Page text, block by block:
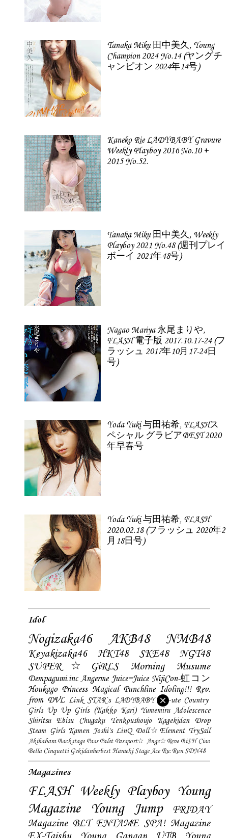
Tanaka Miku 田中美久, Young
Champion 2024 No.14 (ヤングチ
ャンピオン 2024年14号)
Kaneko Rie LADYBABY Gravure
Weekly Playboy 2016 No.10 +
2015 No.52.
Tanaka Miku 田中美久, Weekly
Playboy 2021 No.48 (週刊プレイ
ボーイ 2021年48号)
Nagao Mariya 永尾まりや,
FLASH 電子版 2017.10.17-24 (フ
ラッシュ 2017年10月17-24日
号)
Yoda Yuki 与田祐希, FLASHス
ペシャル グラビアBEST 2020
年早春号
Yoda Yuki 与田祐希, FLASH
2020.02.18 (フラッシュ 2020年2
月18日号)
Idol
Nogizaka46 AKB48 NMB48
Keyakizaka46 HKT48 SKE48
NGT48
SUPER☆GiRLS
Morning Musume
Dempagumi.inc Angerme Juice=Juice NijiCon-虹コン
Houkago Princess Magical Punchline Idoling!!! Rev.
from DVL Link STAR`s LADYBABY ℃-ute Country
Girls Up Up Girls (Kakko Kari) Yumemiru Adolescence
Shiritsu Ebisu Chugaku
Tenkoushoujo Kagekidan
Drop
Steam Girls Kamen Joshi's LinQ Doll☆Element TrySail
Akihabara Backstage Pass Palet Passport☆ Ange☆Reve BiSH Ciao
Bella Cinquetti Gekidanherbest Haraeki Stage Ace Ru:Run SDN48
Magazines
FLASH Weekly Playboy Young
Magazine
Young Jump
FRIDAY
Magazine BLT ENTAME SPA! Magazine